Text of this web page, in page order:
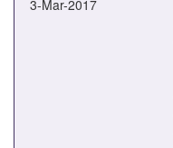
3-Mar-2017